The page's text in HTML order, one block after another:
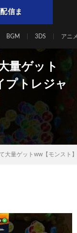
信ま
BGM 3DS アニ
量ゲット
プトレジャ
大量ゲットww【モンスト